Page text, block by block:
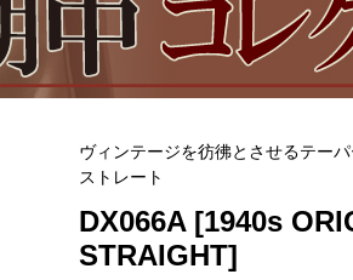
ヴィンテージを彷彿とさせるテー
ストレート
DX066A [1940s
STRAIGHT]